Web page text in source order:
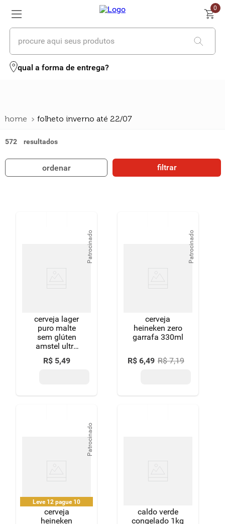
0
procure aqui seus produtos
qual a forma de entrega?
folheto inverno até 22/07
572
ordenar filtrar
Patrocinado
cerveja lager
puro malte
sem glúten
amstel ultra
garrafa 275ml
R$ 5,49
Patrocinado
cerveja
heineken zero
garrafa 330ml
R$ 6,49 R$ 7,19
Patrocinado
Leve 12 pague 10
cerveja
heineken
caldo verde
congelado 1kg
termos mais buscados
3º cafe
4º iogurte
vinhos